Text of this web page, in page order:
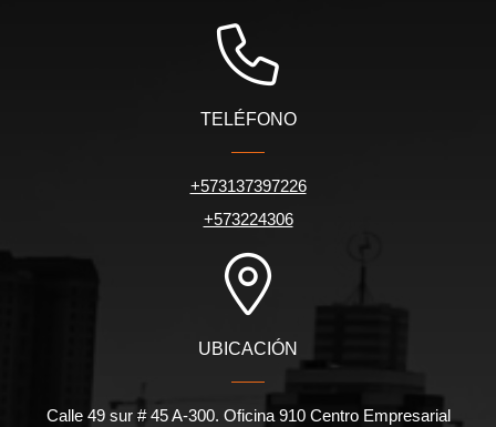
TELÉFONO
+573137397226
+573224306
UBICACIÓN
Calle 49 sur # 45 A-300. Oficina 910 Centro Empresarial